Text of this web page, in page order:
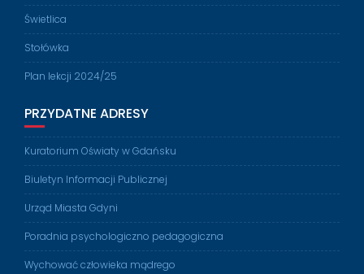
Świetlica
Stołówka
Plan lekcji 2024/25
PRZYDATNE ADRESY
Kuratorium Oświaty w Gdańsku
Biuletyn Informacji Publicznej
Urząd Miasta Gdyni
Poradnia psychologiczno pedagogiczna
Wychować człowieka mądrego